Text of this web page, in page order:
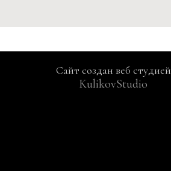
Сайт создан веб студией